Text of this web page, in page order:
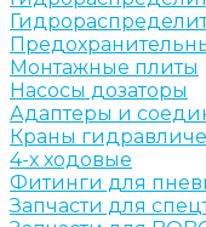
Монтажные плиты
Насосы дозаторы
Адаптеры и
Краны
4-х ходовые
Фитинги для
Запчасти для